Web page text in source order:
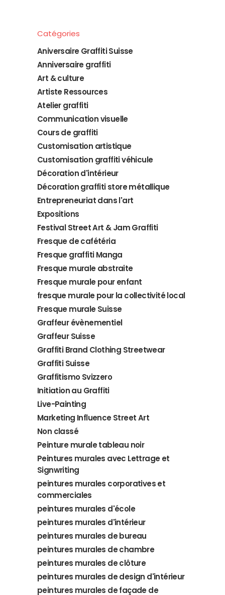
Catégories
Aniversaire Graffiti Suisse
Anniversaire graffiti
Art & culture
Artiste Ressources
Atelier graffiti
Communication visuelle
Cours de graffiti
Customisation artistique
Customisation graffiti véhicule
Décoration d'intérieur
Décoration graffiti store métallique
Entrepreneuriat dans l'art
Expositions
Festival Street Art & Jam Graffiti
Fresque de cafétéria
Fresque graffiti Manga
Fresque murale abstraite
Fresque murale pour enfant
fresque murale pour la collectivité local
Fresque murale Suisse
Graffeur évènementiel
Graffeur Suisse
Graffiti Brand Clothing Streetwear
Graffiti Suisse
Graffitismo Svizzero
Initiation au Graffiti
Live-Painting
Marketing Influence Street Art
Non classé
Peinture murale tableau noir
Peintures murales avec Lettrage et
Signwriting
peintures murales corporatives et
commerciales
peintures murales d'école
peintures murales d'intérieur
peintures murales de bureau
peintures murales de chambre
peintures murales de clôture
peintures murales de design d'intérieur
peintures murales de façade de